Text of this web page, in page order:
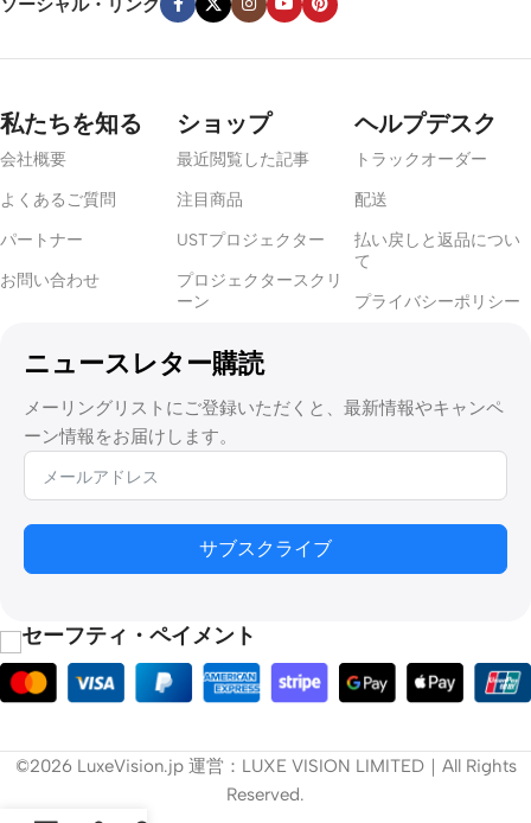
光のコントロールは最も重要な要素だ。映画館専用スペースのよ
トスクリーンが効果的です。
アンビエントライトリジェクティン
グ（ALR）スクリーンまたは超短焦点（UST）ALRコントラスト
と色の鮮やかさを保つために、スクリーンを使用することをお勧
めします。
部屋の広さ
部屋の大きさは、スクリーンのサイズと視聴距離に影響します。
スクリーンは映画のようなインパクトを与えることができませ
2.適切なスクリーンタイプを選ぶ
固定フレームスクリーン
スクリーンを設置したままの専用ホームシアターに最適。優れた
電動ドロップダウン・スクリーン
多目的ルームに最適です。このスクリーンは、使用しないときは
フロアライジングスクリーン
ソーシャル・リンク
私たちを知る
会社概要
よくあるご質問
パートナー
お問い合わせ
ショップ
最近閲覧した記事
注目商品
USTプロジェクター
プロジェクタースクリ
ーン
ヘルプデスク
トラックオーダー
配送
払い戻しと返品につい
て
プライバシーポリシー
ニュースレター購読
メーリングリストにご登録いただくと、最新情報やキャンペ
ーン情報をお届けします。
サブスクライブ
セーフティ・ペイメント
©2026 LuxeVision.jp 運営：LUXE VISION LIMITED｜All Rights
Reserved.